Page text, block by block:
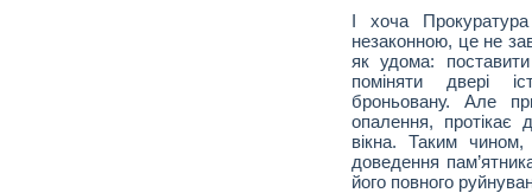
І хоча
незаконною, це не
як удома:
поміняти двері
броньовану. Але
опалення, протікає
вікна. Таким
доведення
його повного